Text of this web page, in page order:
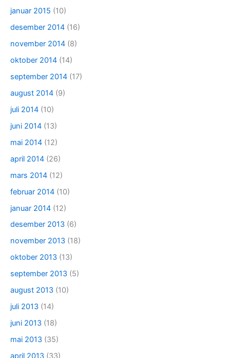
januar 2015 (10)
desember 2014 (16)
november 2014 (8)
oktober 2014 (14)
september 2014 (17)
august 2014 (9)
juli 2014 (10)
juni 2014 (13)
mai 2014 (12)
april 2014 (26)
mars 2014 (12)
februar 2014 (10)
januar 2014 (12)
desember 2013 (6)
november 2013 (18)
oktober 2013 (13)
september 2013 (5)
august 2013 (10)
juli 2013 (14)
juni 2013 (18)
mai 2013 (35)
april 2013 (33)